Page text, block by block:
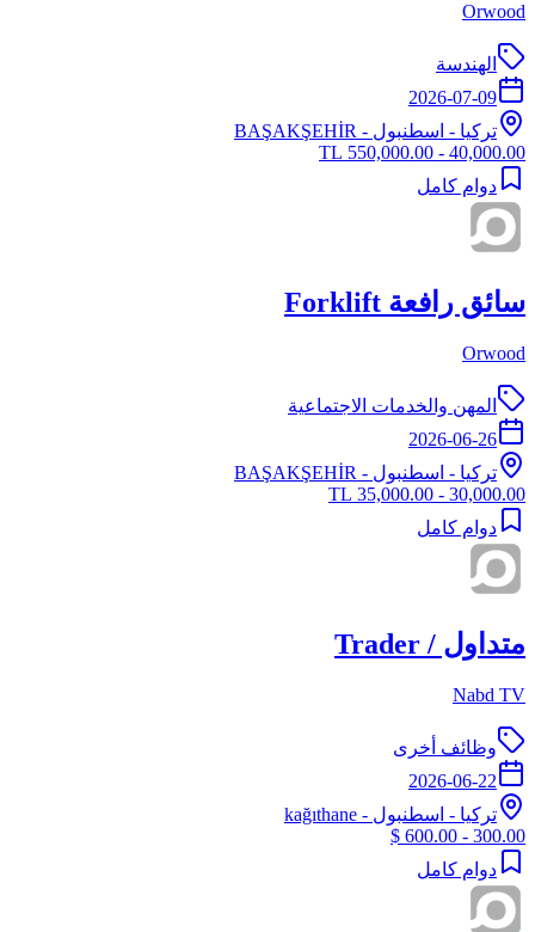
Orwood
الهندسة
2026-07-09
تركيا - اسطنبول - BAŞAKŞEHİR
40,000.00 - 550,000.00 TL
دوام كامل
سائق رافعة Forklift
Orwood
المهن والخدمات الاجتماعية
2026-06-26
تركيا - اسطنبول - BAŞAKŞEHİR
30,000.00 - 35,000.00 TL
دوام كامل
متداول / Trader
Nabd TV
وظائف أخرى
2026-06-22
تركيا - اسطنبول - kağıthane
300.00 - 600.00 $
دوام كامل